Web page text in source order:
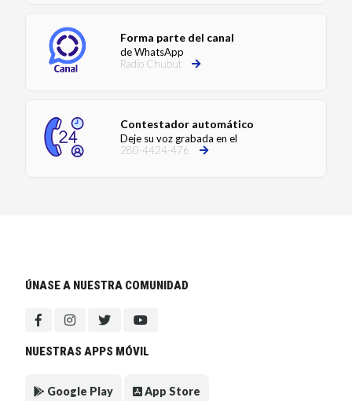
Forma parte del canal
de WhatsApp
Radio Chubut
Contestador automático
Deje su voz grabada en el
280-4424-476
ÚNASE A NUESTRA COMUNIDAD
NUESTRAS APPS MÓVIL
Google Play App Store